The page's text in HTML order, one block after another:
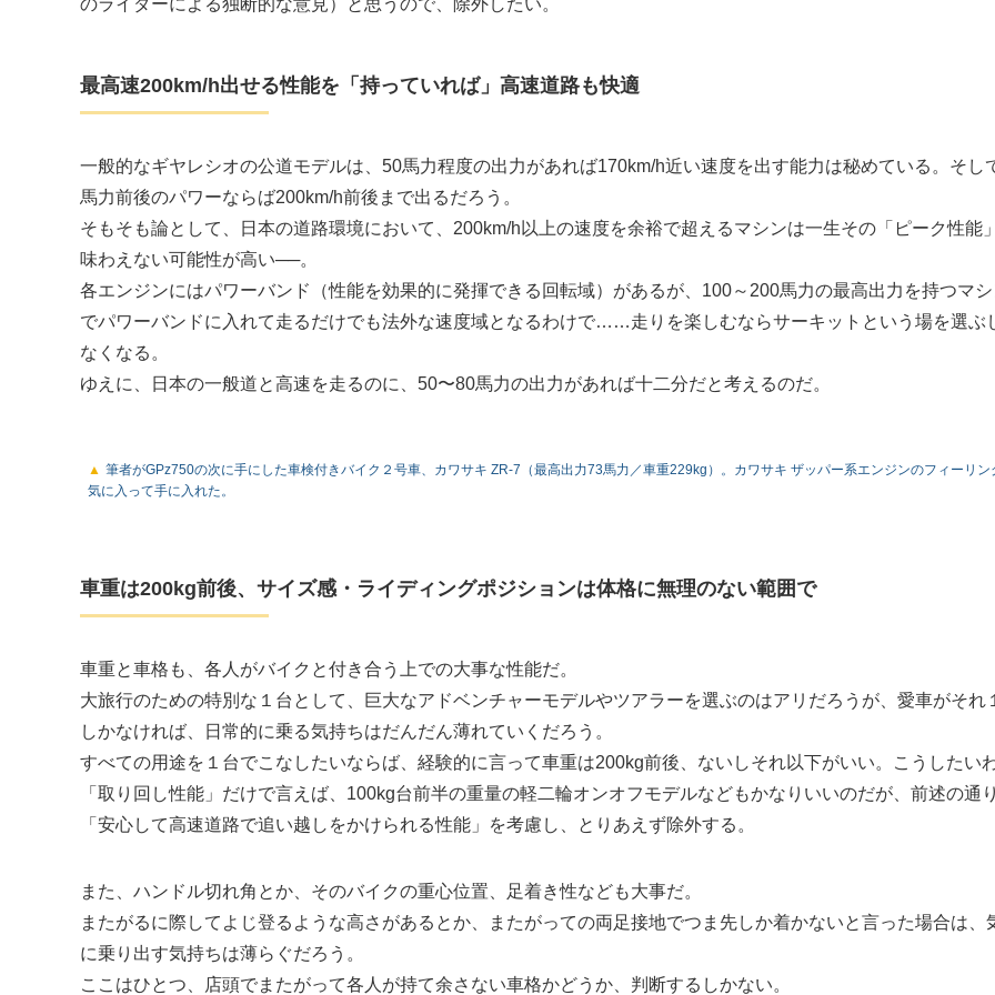
のライダーによる独断的な意見）と思うので、除外したい。
最高速200km/h出せる性能を「持っていれば」高速道路も快適
一般的なギヤレシオの公道モデルは、50馬力程度の出力があれば170km/h近い速度を出す能力は秘めている。そし
馬力前後のパワーならば200km/h前後まで出るだろう。
そもそも論として、日本の道路環境において、200km/h以上の速度を余裕で超えるマシンは一生その「ピーク性能
味わえない可能性が高い──。
各エンジンにはパワーバンド（性能を効果的に発揮できる回転域）があるが、100～200馬力の最高出力を持つマシ
でパワーバンドに入れて走るだけでも法外な速度域となるわけで……走りを楽しむならサーキットという場を選ぶ
なくなる。
ゆえに、日本の一般道と高速を走るのに、50〜80馬力の出力があれば十二分だと考えるのだ。
筆者がGPz750の次に手にした車検付きバイク２号車、カワサキ ZR-7（最高出力73馬力／車重229kg）。カワサキ ザッパー系エンジンのフィーリン
気に入って手に入れた。
車重は200kg前後、サイズ感・ライディングポジションは体格に無理のない範囲で
車重と車格も、各人がバイクと付き合う上での大事な性能だ。
大旅行のための特別な１台として、巨大なアドベンチャーモデルやツアラーを選ぶのはアリだろうが、愛車がそれ
しかなければ、日常的に乗る気持ちはだんだん薄れていくだろう。
すべての用途を１台でこなしたいならば、経験的に言って車重は200kg前後、ないしそれ以下がいい。こうしたい
「取り回し性能」だけで言えば、100kg台前半の重量の軽二輪オンオフモデルなどもかなりいいのだが、前述の通り
「安心して高速道路で追い越しをかけられる性能」を考慮し、とりあえず除外する。
また、ハンドル切れ角とか、そのバイクの重心位置、足着き性なども大事だ。
またがるに際してよじ登るような高さがあるとか、またがっての両足接地でつま先しか着かないと言った場合は、
に乗り出す気持ちは薄らぐだろう。
ここはひとつ、店頭でまたがって各人が持て余さない車格かどうか、判断するしかない。